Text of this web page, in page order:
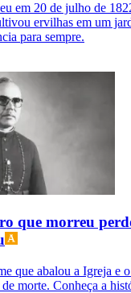
em 20 de julho de
ervilhas em um
para sempre.
que morreu
que abalou a Igreja e
morte. Conheça a